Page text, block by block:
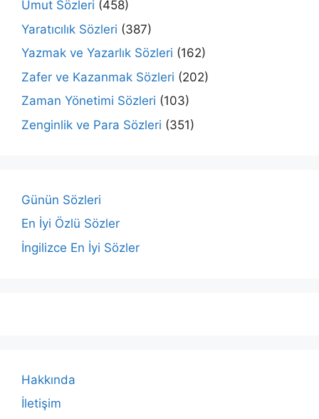
Umut Sözleri (458)
Yaratıcılık Sözleri (387)
Yazmak ve Yazarlık Sözleri (162)
Zafer ve Kazanmak Sözleri (202)
Zaman Yönetimi Sözleri (103)
Zenginlik ve Para Sözleri (351)
Günün Sözleri
En İyi Özlü Sözler
İngilizce En İyi Sözler
Hakkında
İletişim